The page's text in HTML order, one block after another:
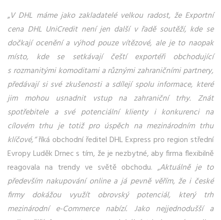
„V DHL máme jako zakladatelé velkou radost, že Exportní
cena DHL UniCredit není jen další v řadě soutěží, kde se
dočkají ocenění a výhod pouze vítězové, ale je to naopak
místo, kde se setkávají čeští exportéři obchodující
s rozmanitými komoditami a různými zahraničními partnery,
předávají si své zkušenosti a sdílejí spolu informace, které
jim mohou usnadnit vstup na zahraniční trhy. Znát
spotřebitele a své potenciální klienty i konkurenci na
cílovém trhu je totiž pro úspěch na mezinárodním trhu
klíčové,“říká obchodní ředitel DHL Express pro region střední
Evropy Luděk Drnec s tím, že je nezbytné, aby firma flexibilně
reagovala na trendy ve světě obchodu. „Aktuálně je to
především nakupování online a já pevně věřím, že i české
firmy dokážou využít obrovský potenciál, který trh
mezinárodní e-Commerce nabízí. Jako nejjednodušší a